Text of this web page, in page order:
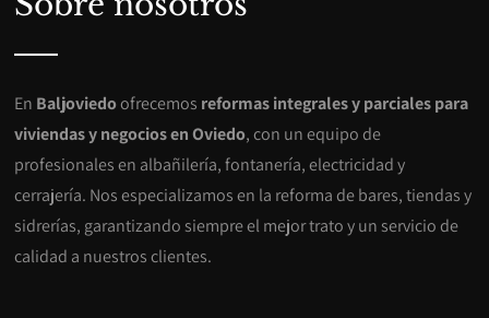
En Baljoviedoofrecemos reformas integrales y parciales para
viviendas y negocios en Oviedo, con un equipo de
profesionales en albañilería, fontanería, electricidad y
cerrajería. Nos especializamos en la reforma de bares, tiendas y
sidrerías, garantizando siempre el mejor trato y un servicio de
calidad a nuestros clientes.